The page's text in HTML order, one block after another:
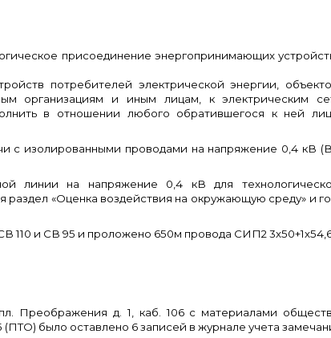
присоединение энергопринимающих
потребителей электрической энергии,
организациям и иным лицам, к электрическим
в отношении любого обратившегося к ней
с изолированными проводами на напряжение 0,4 кВ
линии на напряжение 0,4 кВ для
раздел «Оценка воздействия на окружающую среду» и
110 и СВ 95 и проложено 650м провода СИП2
Преображения д. 1, каб. 106 с материалами
было оставлено 6 записей в журнале учета